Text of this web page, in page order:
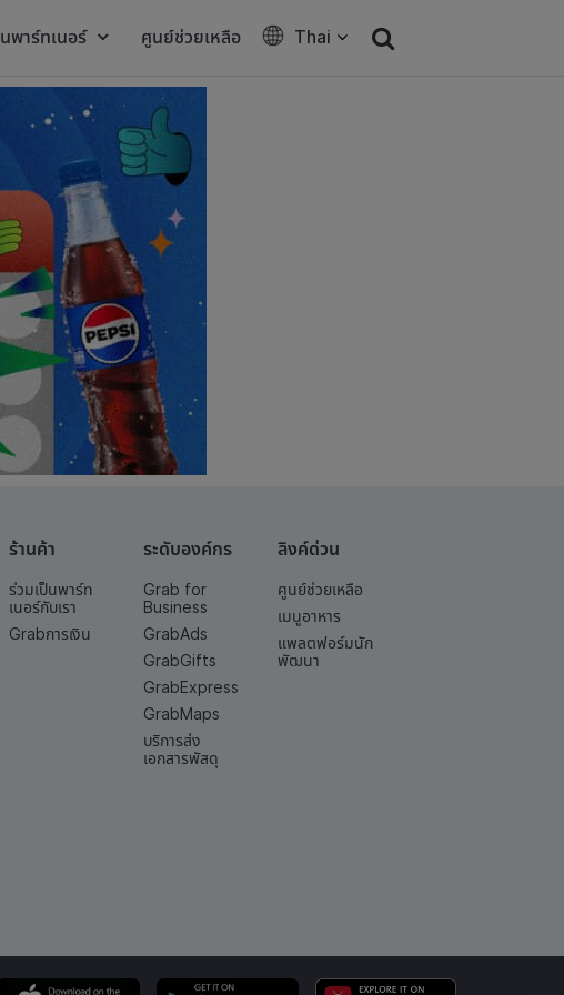
พาร์ทเนอร์ ศูนย์ช่วยเหลือ Thai
ร้านค้า
ร่วมเป็นพาร์ท
เนอร์กับเรา
Grabการเงิน
ระดับองค์กร
Grab for
Business
GrabAds
GrabGifts
GrabExpress
GrabMaps
บริการส่ง
เอกสารพัสดุ
ลิงค์ด่วน
ศูนย์ช่วยเหลือ
เมนูอาหาร
แพลตฟอร์มนัก
พัฒนา